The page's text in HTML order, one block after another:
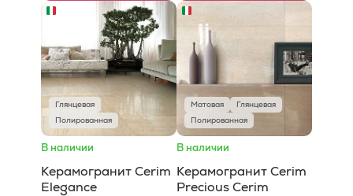
Глянцевая
Полированная
В наличии
Керамогранит Cerim
Elegance
Матовая
Глянцевая
Полированная
В наличии
Керамогранит Cerim
Precious Cerim